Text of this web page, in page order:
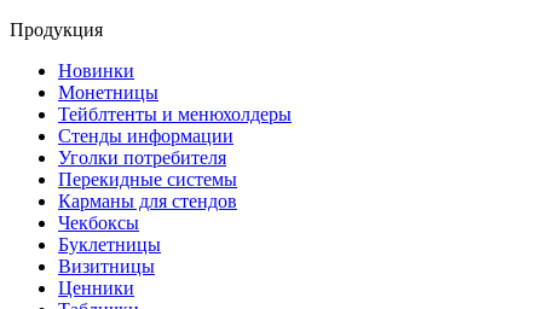
Продукция
Новинки
Монетницы
Тейблтенты и менюхолдеры
Стенды информации
Уголки потребителя
Перекидные системы
Карманы для стендов
Чекбоксы
Буклетницы
Визитницы
Ценники